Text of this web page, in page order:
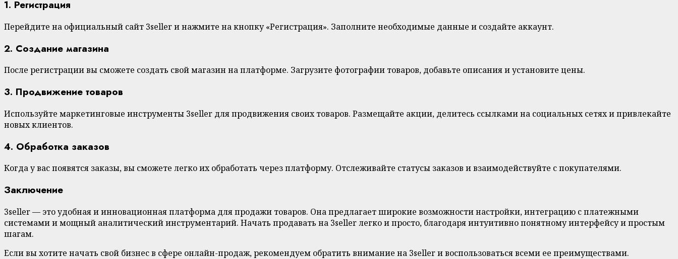
1. Регистрация
Перейдите на официальный сайт 3seller и нажмите на кнопку «Регистрация». Заполните необходимые данные и создайте аккаунт.
2. Создание магазина
После регистрации вы сможете создать свой магазин на платформе. Загрузите фотографии товаров, добавьте описания и установите цены.
3. Продвижение товаров
Используйте маркетинговые инструменты 3seller для продвижения своих товаров. Размещайте акции, делитесь ссылками на социальных сетях и привлекайте
новых клиентов.
4. Обработка заказов
Когда у вас появятся заказы, вы сможете легко их обработать через платформу. Отслеживайте статусы заказов и взаимодействуйте с покупателями.
Заключение
3seller — это удобная и инновационная платформа для продажи товаров. Она предлагает широкие возможности настройки, интеграцию с платежными
системами и мощный аналитический инструментарий. Начать продавать на 3seller легко и просто, благодаря интуитивно понятному интерфейсу и простым
шагам.
Если вы хотите начать свой бизнес в сфере онлайн-продаж, рекомендуем обратить внимание на 3seller и воспользоваться всеми ее преимуществами.